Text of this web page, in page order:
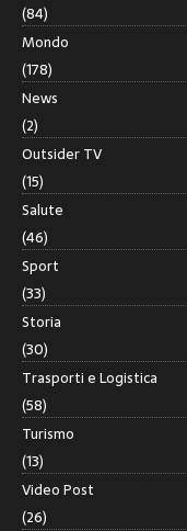
(84)
Mondo
(178)
News
(2)
Outsider TV
(15)
Salute
(46)
Sport
(33)
Storia
(30)
Trasporti e Logistica
(58)
Turismo
(13)
Video Post
(26)